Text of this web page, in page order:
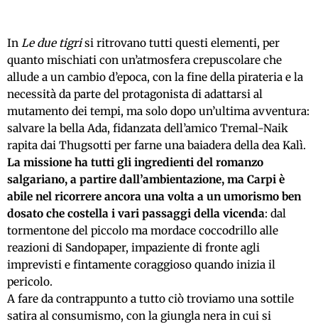
In Le due tigrisi ritrovano tutti questi elementi, per
quanto mischiati con un’atmosfera crepuscolare che
allude a un cambio d’epoca, con la fine della pirateria e la
necessità da parte del protagonista di adattarsi al
mutamento dei tempi, ma solo dopo un’ultima avventura:
salvare la bella Ada, fidanzata dell’amico Tremal-Naik
rapita dai Thugsotti per farne una baiadera della dea Kalì.
La missione ha tutti gli ingredienti del romanzo
salgariano, a partire dall’ambientazione, ma Carpi è
abile nel ricorrere ancora una volta a un umorismo ben
dosato che costella i vari passaggi della vicenda: dal
tormentone del piccolo ma mordace coccodrillo alle
reazioni di Sandopaper, impaziente di fronte agli
imprevisti e fintamente coraggioso quando inizia il
pericolo.
A fare da contrappunto a tutto ciò troviamo una sottile
satira al consumismo, con la giungla nera in cui si